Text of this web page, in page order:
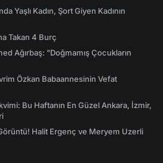
Yaşlı Kadın, Şort Giyen Kadının
Takan 4 Burç
Ağırbaş: "Doğmamış Çocukların
Özkan Babaannesinin Vefat
Bu Haftanın En Güzel Ankara, İzmir,
Halit Ergenç ve Meryem Uzerli